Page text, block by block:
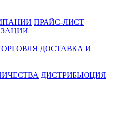
ПРАЙС-ЛИСТ
ДОСТАВКА И
ДИСТРИБЬЮЦИЯ